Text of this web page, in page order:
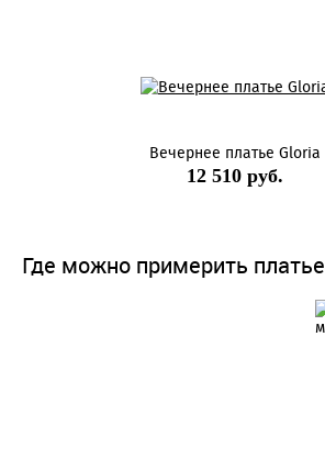
Вечернее платье Gloria
12 510 руб.
Где можно примерить платье